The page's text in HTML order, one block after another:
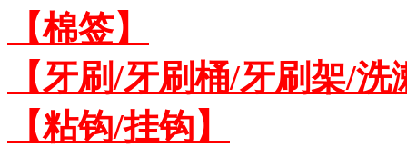
【棉签】
【牙刷/牙刷桶/牙刷架/洗
【粘钩/挂钩】